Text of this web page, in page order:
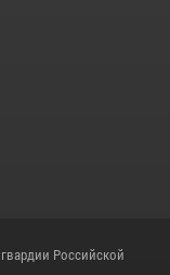
Российской